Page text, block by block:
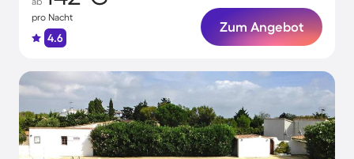
pro Nacht
4.6
Zum Angebot